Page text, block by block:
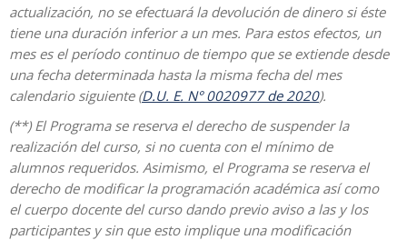
actualización, no se efectuará la devolución de dinero si éste
tiene una duración inferior a un mes. Para estos efectos, un
mes es el período continuo de tiempo que se extiende desde
una fecha determinada hasta la misma fecha del mes
calendario siguiente (D.U. E. N° 0020977 de 2020).
(**) El Programa se reserva el derecho de suspender la
realización del curso, si no cuenta con el mínimo de
alumnos requeridos. Asimismo, el Programa se reserva el
derecho de modificar la programación académica así como
el cuerpo docente del curso dando previo aviso a las y los
participantes y sin que esto implique una modificación